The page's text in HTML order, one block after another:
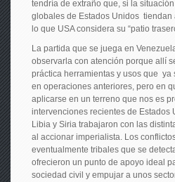
tendría de extraño que, si la
globales de Estados Unidos tiendan
lo que USA considera su “patio
La partida que se juega en
observarla con atención porque allí
práctica herramientas y usos que ya
en operaciones anteriores, pero en
aplicarse en un terreno que nos es
intervenciones recientes de Estados
Libia y Siria trabajaron con las
al accionar imperialista. Los
eventualmente tribales que se
ofrecieron un punto de apoyo ideal
sociedad civil y empujar a unos